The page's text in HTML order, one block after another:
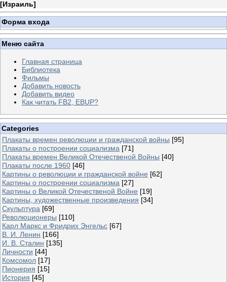
[Израиль]
Форма входа
Меню сайта
Главная страница
Библиотека
Фильмы
Добавить новость
Добавить видео
Как читать FB2, EBUP?
Categories
Плакаты времен революции и гражданской войны [95]
Плакаты о построении социализма [71]
Плакаты времен Великой Отечественой Войны [40]
Плакаты после 1960 [46]
Картины о революции и гражданской войне [62]
Картины о построении социализма [27]
Картины о Великой Отечественой Войне [19]
Картины, художественные произведения [34]
Скульптура [69]
Революционеры [110]
Карл Маркс и Фридрих Энгельс [67]
В. И. Ленин [166]
И. В. Сталин [135]
Личности [44]
Комсомол [17]
Пионерия [15]
История [45]